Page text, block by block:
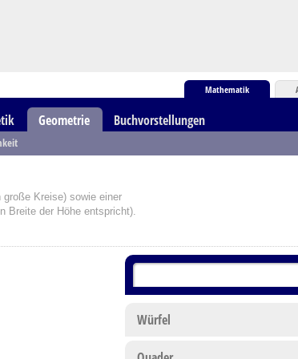
Mathematik
Geometrie Buchvorstellungen
Kreise) sowie einer
Breite der Höhe entspricht).
Würfel